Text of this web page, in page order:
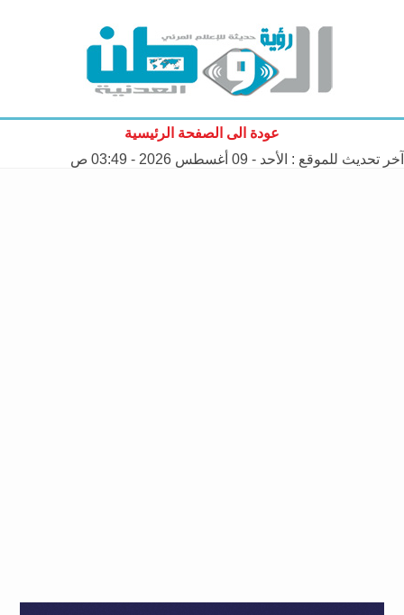
عودة الى الصفحة الرئيسية
آخر تحديث للموقع : الأحد - 09 أغسطس 2026 - 03:49 ص